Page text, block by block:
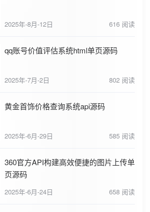
2025年-8月-12日 616 阅读
qq账号价值评估系统html单页源码
2025年-7月-2日 802 阅读
黄金首饰价格查询系统api源码
2025年-6月-29日 585 阅读
360官方API构建高效便捷的图片上传单
页源码
2025年-6月-24日 658 阅读